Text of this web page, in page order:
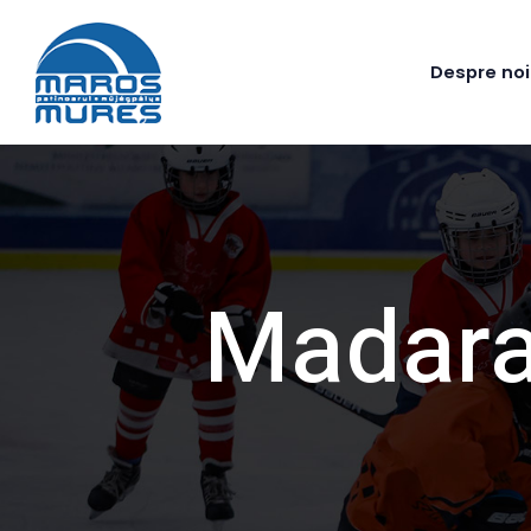
Despre noi